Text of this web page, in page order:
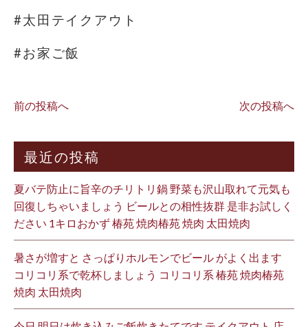
#太田テイクアウト
#お家ご飯
前の投稿へ 次の投稿へ
最近の投稿
夏バテ防止に旨辛のチリトリ鍋 野菜も沢山取れて元気も
回復しちゃいましょう ビールとの相性抜群 是非お試しく
ださい 1キロおかず 椿苑 焼肉椿苑 焼肉 太田焼肉
暑さが増すと さっぱりホルモンでビール がよく出ます
コリコリ系で乾杯しましょう コリコリ系 椿苑 焼肉椿苑
焼肉 太田焼肉